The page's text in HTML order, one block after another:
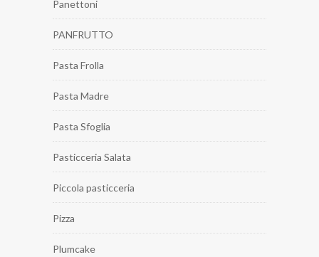
Panettoni
PANFRUTTO
Pasta Frolla
Pasta Madre
Pasta Sfoglia
Pasticceria Salata
Piccola pasticceria
Pizza
Plumcake